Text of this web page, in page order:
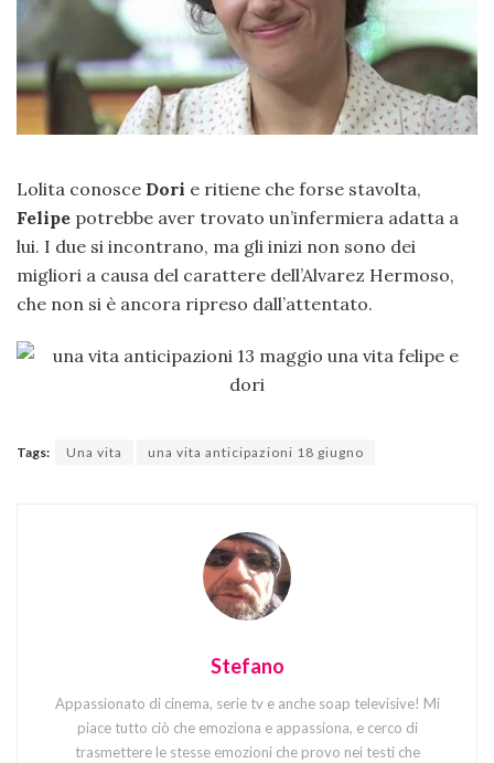
Lolita conosce Dori e ritiene che forse stavolta,
Felipe potrebbe aver trovato un’infermiera adatta a
lui. I due si incontrano, ma gli inizi non sono dei
migliori a causa del carattere dell’Alvarez Hermoso,
che non si è ancora ripreso dall’attentato.
Tags: Una vita una vita anticipazioni 18 giugno
Stefano
Appassionato di cinema, serie tv e anche soap televisive! Mi
piace tutto ciò che emoziona e appassiona, e cerco di
trasmettere le stesse emozioni che provo nei testi che